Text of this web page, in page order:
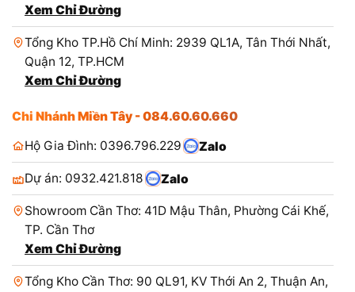
Xem Chỉ Đường
Tổng Kho TP.Hồ Chí Minh: 2939 QL1A, Tân Thới Nhất,
Quận 12, TP.HCM
Xem Chỉ Đường
Chi Nhánh Miền Tây - 084.60.60.660
Hộ Gia Đình: 0396.796.229
Zalo
Dự án: 0932.421.818 Zalo
Showroom Cần Thơ: 41D Mậu Thân, Phường Cái Khế,
TP. Cần Thơ
Xem Chỉ Đường
Tổng Kho Cần Thơ: 90 QL91, KV Thới An 2, Thuận An,